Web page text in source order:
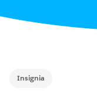
Insignia